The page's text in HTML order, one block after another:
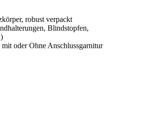
robust verpackt
Blindstopfen,
oder Ohne Anschlussgarnitur